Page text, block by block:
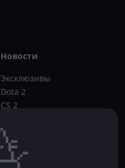
Новости
Эксклюзивы
Dota 2
CS 2
Букмекеры